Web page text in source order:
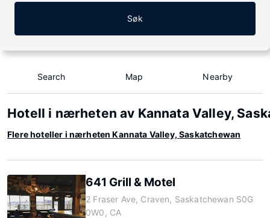
Søk
Search Map Nearby
Hotell i nærheten av Kannata Valley,
Flere hoteller i nærheten Kannata Valley, Saskatchewan
641 Grill & Motel
2 Fraser Ave, Craven, Saskatchewan S0G
0W0, CA